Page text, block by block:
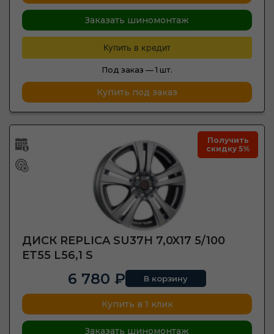
Заказать шиномонтаж
Купить в кредит
Под заказ — 1 шт.
Купить под заказ
Получить
скидку 5%
ДИСК REPLICA SU37H 7,0X17 5/100
ET55 L56,1 S
6 780 ₽ В корзину
Купить в 1 клик
Заказать шиномонтаж